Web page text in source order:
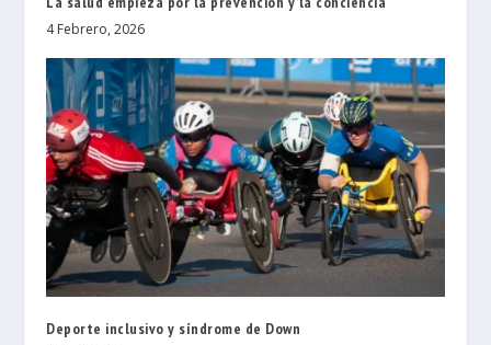
4 Febrero, 2026
Deporte inclusivo y síndrome de Down